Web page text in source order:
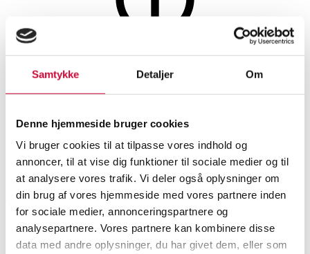
Samtykke Detaljer Om
Denne hjemmeside bruger cookies
Vi bruger cookies til at tilpasse vores indhold og
annoncer, til at vise dig funktioner til sociale medier og til
at analysere vores trafik. Vi deler også oplysninger om
din brug af vores hjemmeside med vores partnere inden
for sociale medier, annonceringspartnere og
analysepartnere. Vores partnere kan kombinere disse
data med andre oplysninger, du har givet dem, eller som
Sofaer, sofagrupper
Auktionen er afsluttet
Hans J. Wegner. Briks / daybed
i eg og sjeneflet, model GE-258
SHOWROOM
Aarhus
VURDERING
DKK 15.000
VARENUMMER
6515225
Beskrivelse